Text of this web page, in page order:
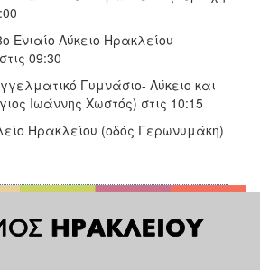
Ενιαίο Λύκειο Ηρακλείου
09:30
Γυμνάσιο- Λύκειο και
Ιωάννης Χωστός) στις 10:15
Ηρακλείου (οδός Γερωνυμάκη)